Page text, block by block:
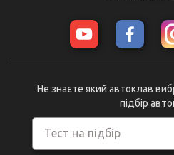
Тест на підбір
Не знаєте який автоклав
підбір